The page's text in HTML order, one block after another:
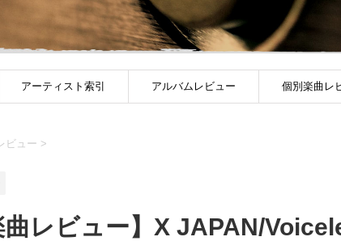
アーティスト索引 アルバムレビュー 個別楽曲レ
ビュー >
曲レビュー】X JAPAN/